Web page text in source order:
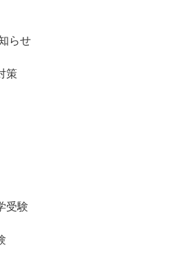
らせ
策
受験